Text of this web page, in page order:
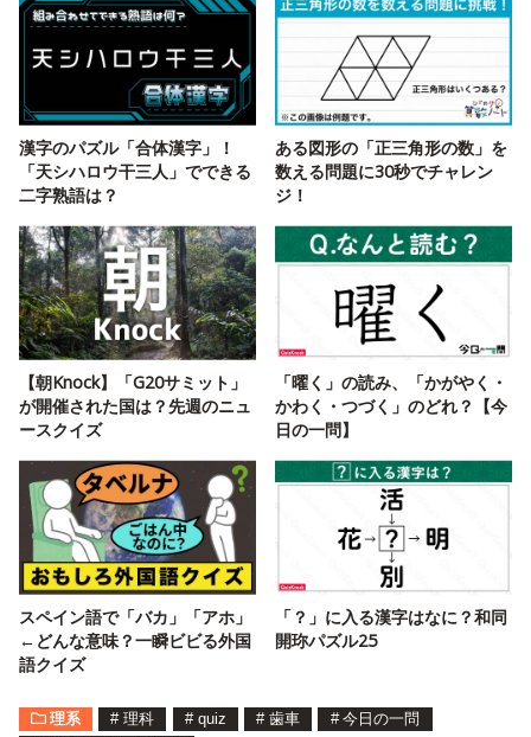
漢字のパズル「合体漢字」！
「天シハロウ干三人」でできる
二字熟語は？
ある図形の「正三角形の数」を
数える問題に30秒でチャレン
ジ！
【朝Knock】「G20サミット」
が開催された国は？先週のニュ
ースクイズ
「曜く」の読み、「かがやく・
かわく・つづく」のどれ？【今
日の一問】
スペイン語で「バカ」「アホ」
←どんな意味？一瞬ビビる外国
語クイズ
「？」に入る漢字はなに？和同
開珎パズル25
理系 # 理科 # quiz # 歯車 # 今日の一問